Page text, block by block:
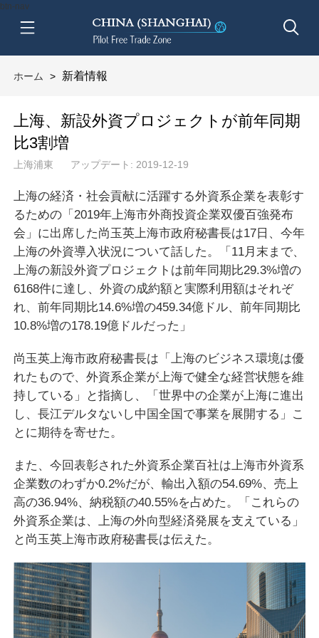
btn-nav
ホーム > 新着情報
上海、新設外資プロジェクトが前年同期
比3割増
上海浦東 アップデート: 2019-12-19
上海の経済・社会貢献に活躍する外資系企業を表彰す
るための「2019年上海市外商投資企業双優百強発布
会」に出席した尚玉英上海市政府秘書長は17日、今年
上海の外資導入状況について話した。「11月末まで、
上海の新設外資プロジェクトは前年同期比29.3%増の
6168件に達し、外資の成約額と実際利用額はそれぞ
れ、前年同期比14.6%増の459.34億ドル、前年同期比
10.8%増の178.19億ドルだった」
尚玉英上海市政府秘書長は「上海のビジネス環境は優
れたもので、外資系企業が上海で健全な経営状態を維
持している」と指摘し、「世界中の企業が上海に進出
し、長江デルタないし中国全国で事業を展開する」こ
とに期待を寄せた。
また、今回表彰された外資系企業百社は上海市外資系
企業数のわずか0.2%だが、輸出入額の54.69%、売上
高の36.94%、納税額の40.55%を占めた。「これらの
外資系企業は、上海の外向型経済発展を支えている」
と尚玉英上海市政府秘書長は伝えた。